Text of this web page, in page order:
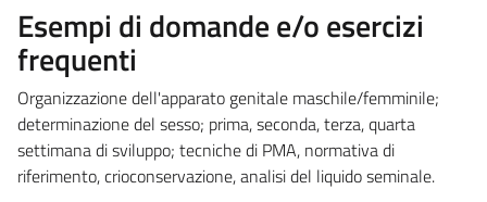
Esempi di domande e/o esercizi
frequenti
Organizzazione dell'apparato genitale maschile/femminile;
determinazione del sesso; prima, seconda, terza, quarta
settimana di sviluppo; tecniche di PMA, normativa di
riferimento, crioconservazione, analisi del liquido seminale.